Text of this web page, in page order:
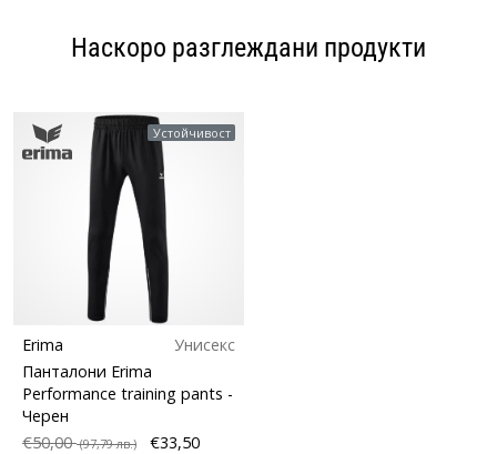
Наскоро разглеждани продукти
Устойчивост
Erima
Унисекс
Панталони Erima
Performance training pants -
Черен
€50,00(97,79 лв.) €33,50